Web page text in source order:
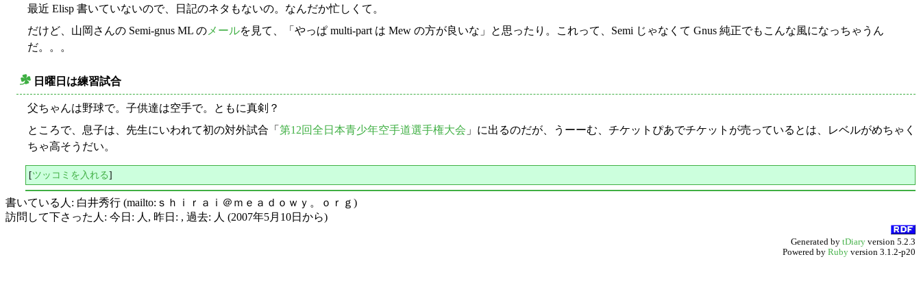
最近 Elisp 書いていないので、日記のネタもないの。なんだか忙しくて。
だけど、山岡さんの Semi-gnus ML の メールを見て、「やっぱ multi-part は Mew の方が良いな」と思ったり。これって、Semi じゃなくて Gnus 純正でもこんな風になっちゃうん
だ。。。
日曜日は練習試合
父ちゃんは野球で。子供達は空手で。ともに真剣？
ところで、息子は、先生にいわれて初の対外試合「 第12回全日本青少年空手道選手権大会 」に出るのだが、うーーむ、チケットぴあでチケットが売っているとは、レベルがめちゃく
ちゃ高そうだい。
[ツッコミを入れる]
書いている人: 白井秀行 (mailto:ｓｈｉｒａｉ＠ｍｅａｄｏｗｙ。ｏｒｇ)
訪問して下さった人: 今日: 人, 昨日: , 過去: 人 (2007年5月10日から)
Generated by tDiary version 5.2.3
Powered by Ruby version 3.1.2-p20